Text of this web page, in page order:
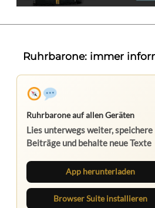
Ruhrbarone: immer
Ruhrbarone auf allen Geräten
Lies unterwegs weiter, speichere
Beiträge und behalte neue Texte
App herunterladen
Browser Suite installieren